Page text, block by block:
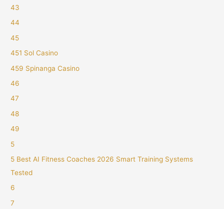
43
44
45
451 Sol Casino
459 Spinanga Casino
46
47
48
49
5
5 Best AI Fitness Coaches 2026 Smart Training Systems
Tested
6
7